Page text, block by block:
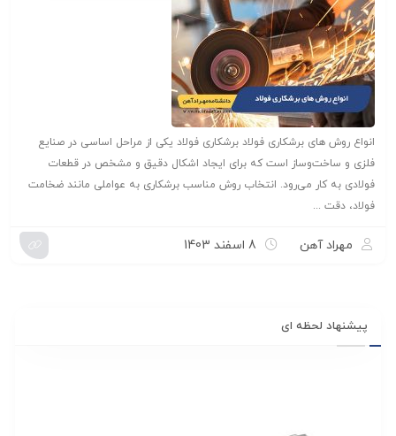
انواع روش های برشکاری فولاد برشکاری فولاد یکی از مراحل اساسی در صنایع
فلزی و ساخت‌وساز است که برای ایجاد اشکال دقیق و مشخص در قطعات
فولادی به کار می‌رود. انتخاب روش مناسب برشکاری به عواملی مانند ضخامت
فولاد، دقت ...
مهراد آهن 8 اسفند 1403
پیشنهاد لحظه ای